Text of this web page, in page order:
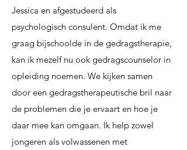
Jessica en afgestudeerd als
psychologisch consulent. Omdat ik me
graag bijschoolde in de gedragstherapie,
kan ik mezelf nu ook gedragscounselor in
opleiding noemen. We kijken samen
door een gedragstherapeutische bril naar
de problemen die je ervaart en hoe je
daar mee kan omgaan. Ik help zowel
jongeren als volwassenen met